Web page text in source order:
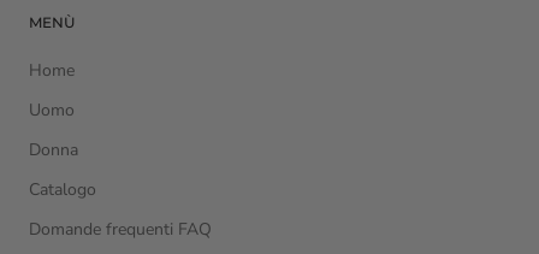
MENÙ
Home
Uomo
Donna
Catalogo
Domande frequenti FAQ